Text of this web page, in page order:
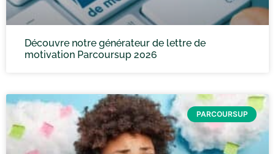
Découvre notre générateur de lettre de
motivation Parcoursup 2026
PARCOURSUP